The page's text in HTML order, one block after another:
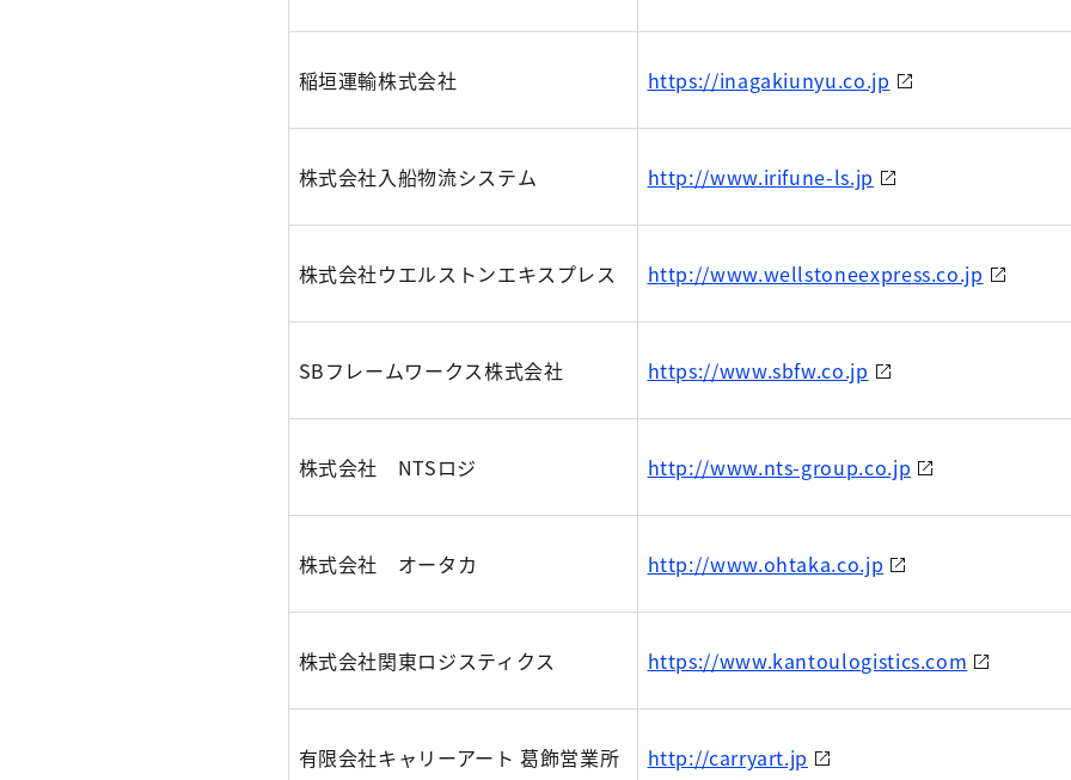
稲垣運輸株式会社 https://inagakiunyu.co.jp
株式会社入船物流システム http://www.irifune-ls.jp
株式会社ウエルストンエキスプレス http://www.wellstoneexpress.co.jp
SBフレームワークス株式会社 https://www.sbfw.co.jp
株式会社 NTSロジ http://www.nts-group.co.jp
株式会社 オータカ http://www.ohtaka.co.jp
株式会社関東ロジスティクス https://www.kantoulogistics.com
有限会社キャリーアート 葛飾営業所 http://carryart.jp